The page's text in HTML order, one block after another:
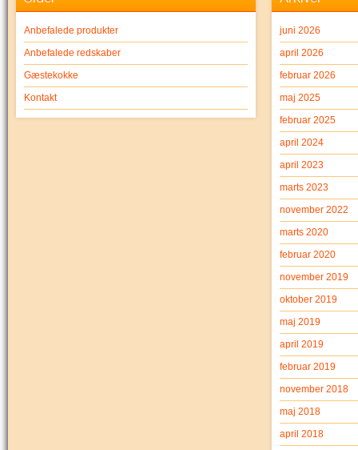
Anbefalede produkter
Anbefalede redskaber
Gæstekokke
Kontakt
juni 2026
april 2026
februar 2026
maj 2025
februar 2025
april 2024
april 2023
marts 2023
november 2022
marts 2020
februar 2020
november 2019
oktober 2019
maj 2019
april 2019
februar 2019
november 2018
maj 2018
april 2018